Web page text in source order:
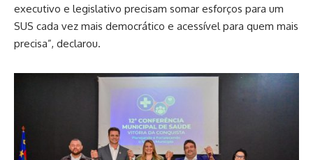
executivo e legislativo precisam somar esforços para um
SUS cada vez mais democrático e acessível para quem mais
precisa”, declarou.